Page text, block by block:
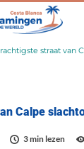
straat van
Calpe
3 min lezen